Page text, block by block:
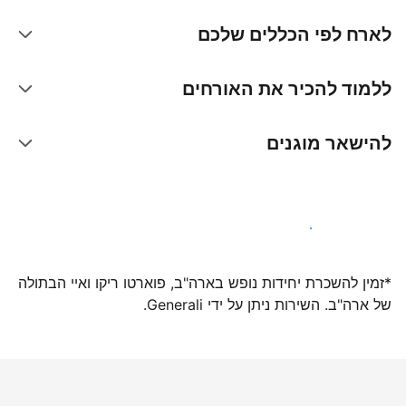
לארח לפי הכללים שלכם
ללמוד להכיר את האורחים
להישאר מוגנים
הצטרפו אלינו עוד היום
*זמין להשכרת יחידות נופש בארה"ב, פוארטו ריקו ואיי הבתולה
של ארה"ב. השירות ניתן על ידי Generali.